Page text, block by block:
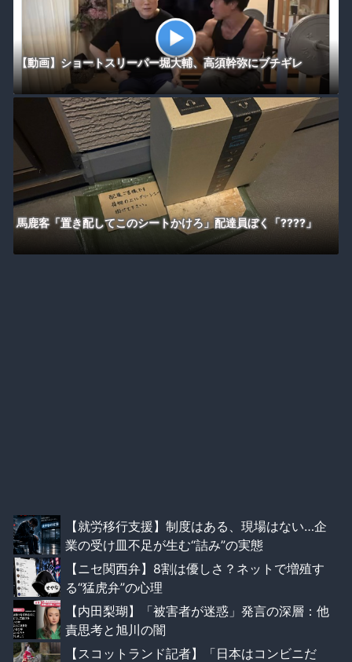
【動画】ショートスリーパー堀大輔、高須幹弥にブチギレ
馬鹿客「置き配してこのシートかけろ」配達員ぼく「????」
【就労移行支援】制度はある、現場はない…企
業の受け皿不足が生む“詰み”の実態
【ニセ関西弁】8割は優しさ？ネットで増殖す
る“猛虎弁”の心理
【内田梨瑚】「被害者が迷惑」発言の深層：他
責思考と旭川の闇
【スコットランド記者】「日本はコンビニだ